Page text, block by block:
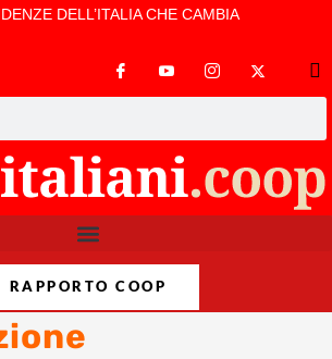
DELL’ITALIA CHE CAMBIA
RAPPORTO COOP